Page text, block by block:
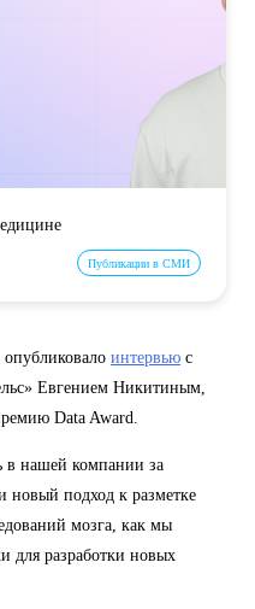
Публикации в СМИ
интервью с
Евгением Никитиным,
Data Award.
в нашей компании за
новый подход к разметке
мозга, как мы
для разработки новых